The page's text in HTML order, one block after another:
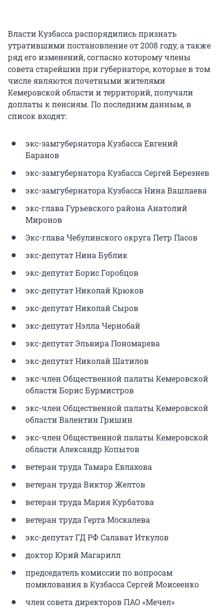
Власти Кузбасса распорядились признать
утратившими постановление от 2008 году, а также
ряд его изменений, согласно которому члены
совета старейшин при губернаторе, которые в том
числе являются почетными жителями
Кемеровской области и территорий, получали
доплаты к пенсиям. По последним данным, в
список входят:
экс-замгубернатора Кузбасса Евгений
Баранов
экс-замгубернатора Кузбасса Сергей Березнев
экс-замгубернатора Кузбасса Нина Вашлаева
экс-глава Гурьевского района Анатолий
Миронов
Экс-глава Чебулинского округа Петр Пасов
экс-депутат Нина Бублик
экс-депутат Борис Горобцов
экс-депутат Николай Крюков
экс-депутат Николай Сыров
экс-депутат Нэлла Чернобай
экс-депутат Эльвира Пономарева
экс-депутат Николай Шатилов
экс-член Общественной палаты Кемеровской
области Борис Бурмистров
экс-член Общественной палаты Кемеровской
области Валентин Гришин
экс-член Общественной палаты Кемеровской
области Александр Копытов
ветеран труда Тамара Евлахова
ветеран труда Виктор Желтов
ветеран труда Мария Курбатова
ветеран труда Герта Москалева
экс-депутат ГД РФ Салават Иткулов
доктор Юрий Магарилл
председатель комиссии по вопросам
помилования в Кузбасса Сергей Моисеенко
член совета директоров ПАО «Мечел»